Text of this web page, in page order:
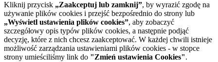
Kliknij przycisk „Zaakceptuj lub zamknij”, by wyrazić zgodę na
używanie plików cookies i przejść bezpośrednio do strony lub
„Wyświetl ustawienia plików cookies”, aby zobaczyć
szczegółowy opis typów plików cookies, a następnie podjąć
decyzję, które z nich chcesz zaakceptować. W każdej chwili istnieje
możliwość zarządzania ustawieniami plików cookies - w stopce
strony umieściliśmy link do "Zmień ustawienia Cookies".